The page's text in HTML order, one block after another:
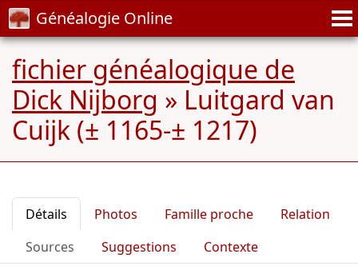
Généalogie Online
fichier généalogique de
Dick Nijborg » Luitgard van
Cuijk (± 1165-± 1217)
Détails Photos Famille proche
Relation
Sources
Suggestions Contexte